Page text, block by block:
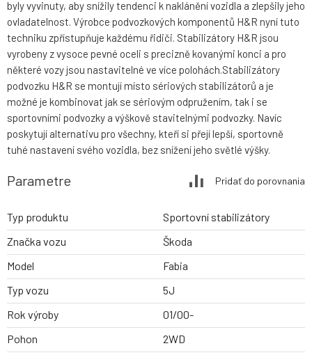
byly vyvinuty, aby snížily tendenci k naklánění vozidla a zlepšily jeho
ovladatelnost. Výrobce podvozkových komponentů H&R nyní tuto
techniku zpřístupňuje každému řidiči. Stabilizátory H&R jsou
vyrobeny z vysoce pevné oceli s precizně kovanými konci a pro
některé vozy jsou nastavitelné ve více polohách.Stabilizátory
podvozku H&R se montují místo sériových stabilizátorů a je
možné je kombinovat jak se sériovým odpružením, tak i se
sportovními podvozky a výškově stavitelnými podvozky. Navíc
poskytují alternativu pro všechny, kteří si přejí lepší, sportovně
tuhé nastavení svého vozidla, bez snížení jeho světlé výšky.
Parametre Pridať do porovnania
Typ produktu
Sportovní stabilizátory
Značka vozu
Škoda
Model
Fabia
Typ vozu
5J
Rok výroby
01/00-
Pohon
2WD